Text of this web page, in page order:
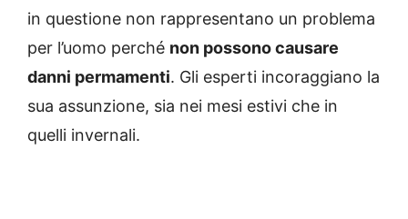
in questione non rappresentano un problema
per l’uomo perché non possono causare
danni permamenti. Gli esperti incoraggiano la
sua assunzione, sia nei mesi estivi che in
quelli invernali.